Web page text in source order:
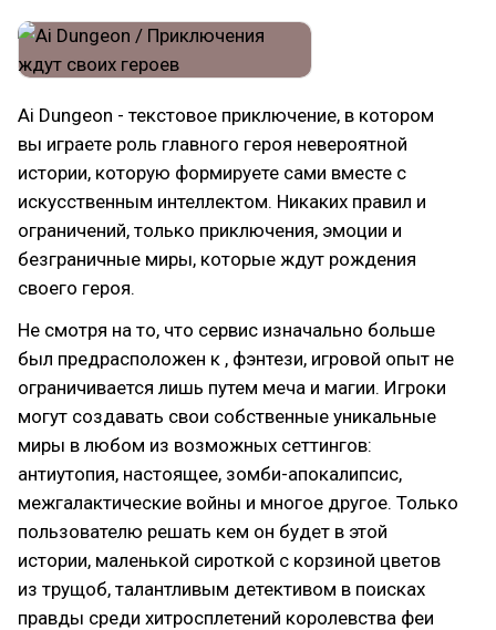
Ai Dungeon - текстовое приключение, в котором
вы играете роль главного героя невероятной
истории, которую формируете сами вместе с
искусственным интеллектом. Никаких правил и
ограничений, только приключения, эмоции и
безграничные миры, которые ждут рождения
своего героя.
Не смотря на то, что сервис изначально больше
был предрасположен к , фэнтези, игровой опыт не
ограничивается лишь путем меча и магии. Игроки
могут создавать свои собственные уникальные
миры в любом из возможных сеттингов:
антиутопия, настоящее, зомби-апокалипсис,
межгалактические войны и многое другое. Только
пользователю решать кем он будет в этой
истории, маленькой сироткой с корзиной цветов
из трущоб, талантливым детективом в поисках
правды среди хитросплетений королевства феи